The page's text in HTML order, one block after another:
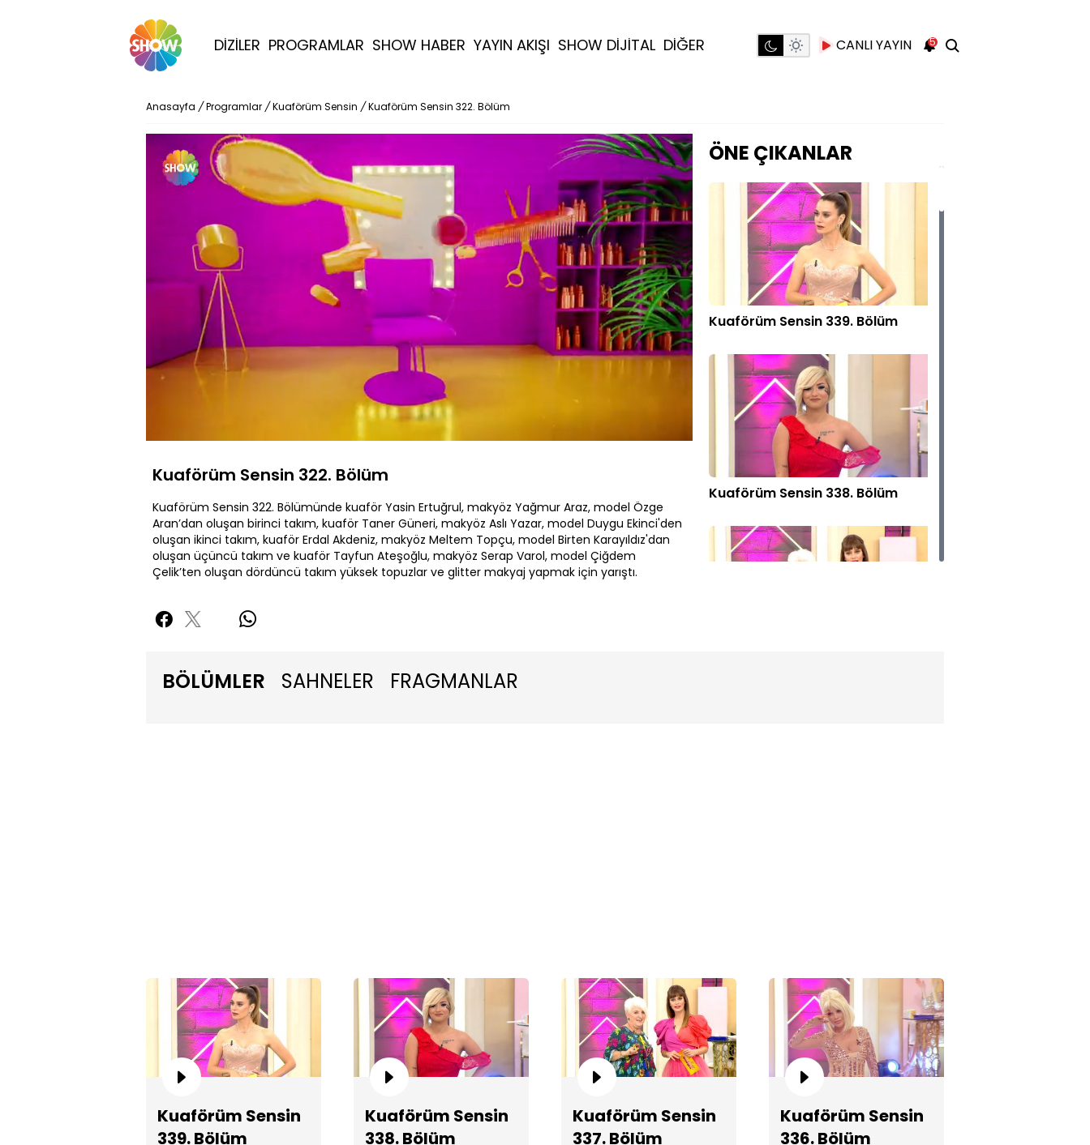
DİZİLER PROGRAMLAR SHOW HABER YAYIN AKIŞI SHOW DİJİTAL DİĞER CANLI YAYIN 5
Anasayfa / Programlar / Kuaförüm Sensin / Kuaförüm Sensin 322. Bölüm
Kuaförüm Sensin 322. Bölüm
Kuaförüm Sensin 322. Bölümünde kuaför Yasin Ertuğrul, makyöz Yağmur Araz, model Özge
Aran’dan oluşan birinci takım, kuaför Taner Güneri, makyöz Aslı Yazar, model Duygu Ekinci'den
oluşan ikinci takım, kuaför Erdal Akdeniz, makyöz Meltem Topçu, model Birten Karayıldız'dan
oluşan üçüncü takım ve kuaför Tayfun Ateşoğlu, makyöz Serap Varol, model Çiğdem
Çelik’ten oluşan dördüncü takım yüksek topuzlar ve glitter makyaj yapmak için yarıştı.
ÖNE ÇIKANLAR
Kuaförüm Sensin 339. Bölüm
Kuaförüm Sensin 338. Bölüm
Kuaförüm Sensin 335. Bölüm
BÖLÜMLER SAHNELER FRAGMANLAR
Kuaförüm Sensin
339. Bölüm
Kuaförüm Sensin
338. Bölüm
Kuaförüm Sensin
337. Bölüm
Kuaförüm Sensin
336. Bölüm